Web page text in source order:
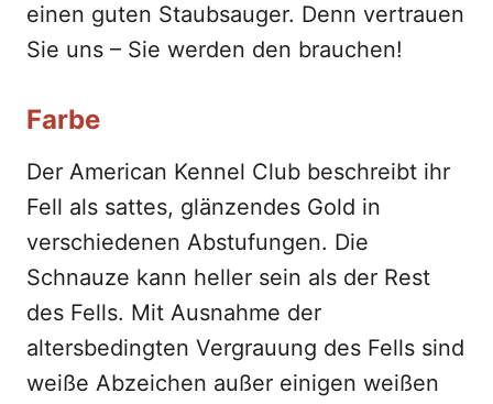
einen guten Staubsauger. Denn vertrauen
Sie uns – Sie werden den brauchen!
Farbe
Der American Kennel Club beschreibt ihr
Fell als sattes, glänzendes Gold in
verschiedenen Abstufungen. Die
Schnauze kann heller sein als der Rest
des Fells. Mit Ausnahme der
altersbedingten Vergrauung des Fells sind
weiße Abzeichen außer einigen weißen